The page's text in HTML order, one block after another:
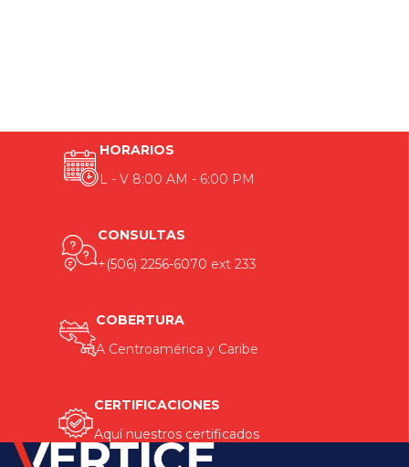
HORARIOS
L - V 8:00 AM - 6:00 PM
CONSULTAS
+(506) 2256-6070 ext 233
COBERTURA
A Centroamérica y Caribe
CERTIFICACIONES
Aquí nuestros certificados